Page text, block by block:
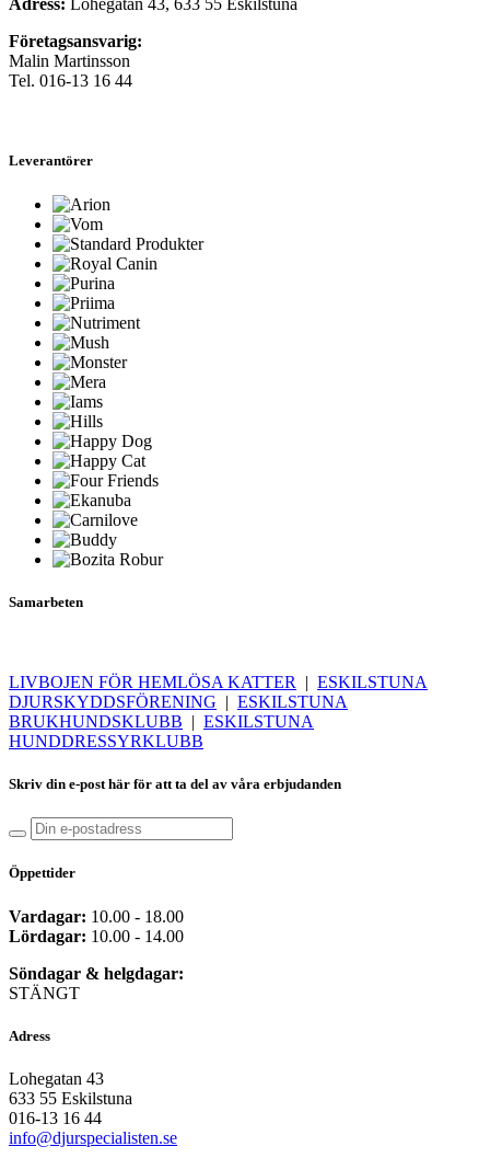
Adress: Lohegatan 43, 633 55 Eskilstuna
Företagsansvarig:
Malin Martinsson
Tel. 016-13 16 44
Leverantörer
Samarbeten
LIVBOJEN FÖR HEMLÖSA KATTER | ESKILSTUNA
DJURSKYDDSFÖRENING | ESKILSTUNA
BRUKHUNDSKLUBB | ESKILSTUNA
HUNDDRESSYRKLUBB
Skriv din e-post här för att ta del av våra erbjudanden
Öppettider
Vardagar: 10.00 - 18.00
Lördagar: 10.00 - 14.00
Söndagar & helgdagar:
STÄNGT
Adress
Lohegatan 43
633 55 Eskilstuna
016-13 16 44
info@djurspecialisten.se